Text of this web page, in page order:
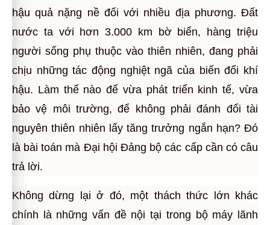
hậu quả nặng nề đối với nhiều địa phương. Đất
nước ta với hơn 3.000 km bờ biển, hàng triệu
người sống phụ thuộc vào thiên nhiên, đang phải
chịu những tác động nghiệt ngã của biến đổi khí
hậu. Làm thế nào để vừa phát triển kinh tế, vừa
bảo vệ môi trường, để không phải đánh đổi tài
nguyên thiên nhiên lấy tăng trưởng ngắn hạn? Đó
là bài toán mà Đại hội Đảng bộ các cấp cần có câu
trả lời.
Không dừng lại ở đó, một thách thức lớn khác
chính là những vấn đề nội tại trong bộ máy lãnh